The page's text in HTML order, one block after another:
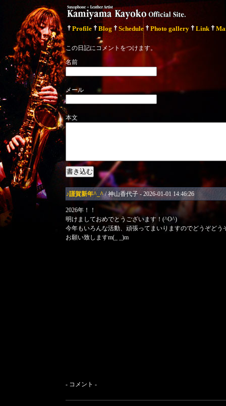
Profile Blog Schedule Photo gallery Link
この日記にコメントをつけます。
名前
メール
本文
♪謹賀新年^_^/ 神山香代子 - 2026-01-01 14:46:26
2026年！！
明けましておめでとうございます！(^O^)
今年もいろんな活動、頑張ってまいりますのでどうぞどう
お願い致しますm(_ _)m
- コメント -